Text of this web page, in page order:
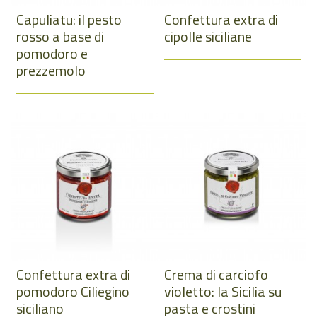
Capuliatu: il pesto
rosso a base di
pomodoro e
prezzemolo
Confettura extra di
cipolle siciliane
Confettura extra di
pomodoro Ciliegino
siciliano
Crema di carciofo
violetto: la Sicilia su
pasta e crostini